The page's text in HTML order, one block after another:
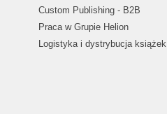
Custom Publishing - B2B
Praca w Grupie Helion
Logistyka i dystrybucja książek